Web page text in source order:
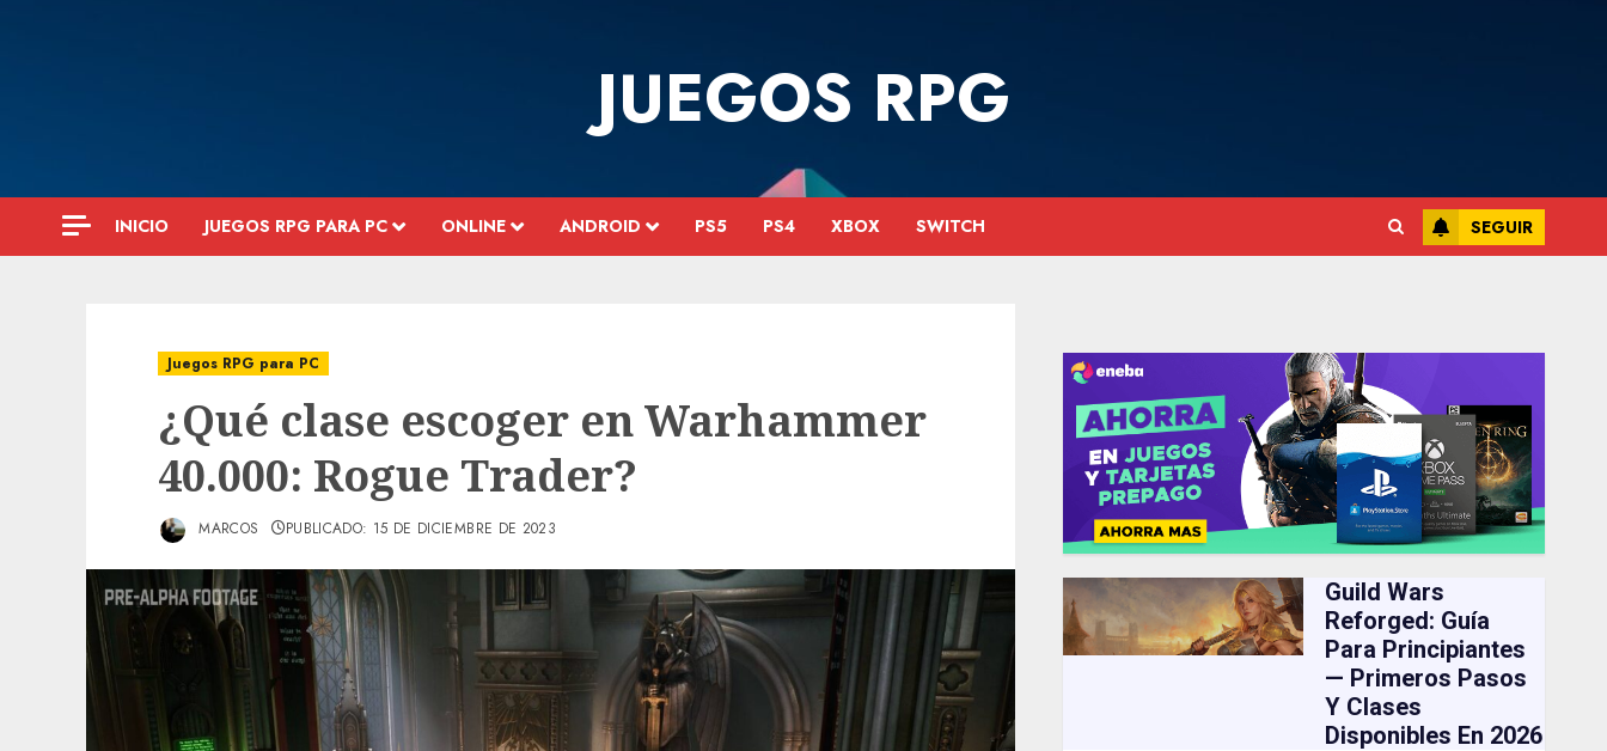
JUEGOS RPG
INICIO JUEGOS RPG PARA PC ONLINE ANDROID PS5 PS4 XBOX SWITCH SEGUIR
Juegos RPG para PC
¿Qué clase escoger en Warhammer
40.000: Rogue Trader?
MARCOS PUBLICADO: 15 DE DICIEMBRE DE 2023
Guild Wars
Reforged: Guía
Para Principiantes
— Primeros Pasos
Y Clases
Disponibles En 2026